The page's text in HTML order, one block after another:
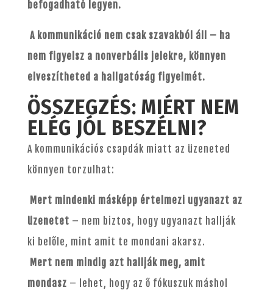
befogadható legyen.
A kommunikáció nem csak szavakból áll – ha
nem figyelsz a nonverbális jelekre, könnyen
elveszítheted a hallgatóság figyelmét.
ÖSSZEGZÉS: MIÉRT NEM
ELÉG JÓL BESZÉLNI?
A kommunikációs csapdák miatt az üzeneted
könnyen torzulhat:
Mert mindenki másképp értelmezi ugyanazt az
üzenetet – nem biztos, hogy ugyanazt hallják
ki belőle, mint amit te mondani akarsz.
Mert nem mindig azt hallják meg, amit
mondasz – lehet, hogy az ő fókuszuk máshol